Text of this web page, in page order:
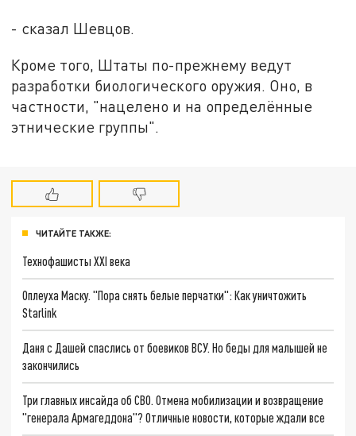
- сказал Шевцов.
Кроме того, Штаты по-прежнему ведут
разработки биологического оружия. Оно, в
частности, "нацелено и на определённые
этнические группы".
ЧИТАЙТЕ ТАКЖЕ:
Технофашисты XXI века
Оплеуха Маску. "Пора снять белые перчатки": Как уничтожить
Starlink
Даня с Дашей спаслись от боевиков ВСУ. Но беды для малышей не
закончились
Три главных инсайда об СВО. Отмена мобилизации и возвращение
"генерала Армагеддона"? Отличные новости, которые ждали все